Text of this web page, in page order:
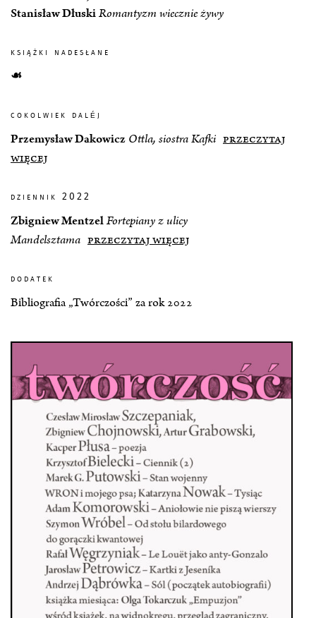
Stanisław DłuskiRomantyzm wiecznie żywy
książki nadesłane
☙
cokolwiek daléj
Przemysław Dakowicz Ottla, siostra Kafki przeczytaj
więcej
dziennik 2022
Zbigniew MentzelFortepiany z ulicy
Mandelsztama przeczytaj więcej
dodatek
Bibliografia „Twórczości” za rok 2022